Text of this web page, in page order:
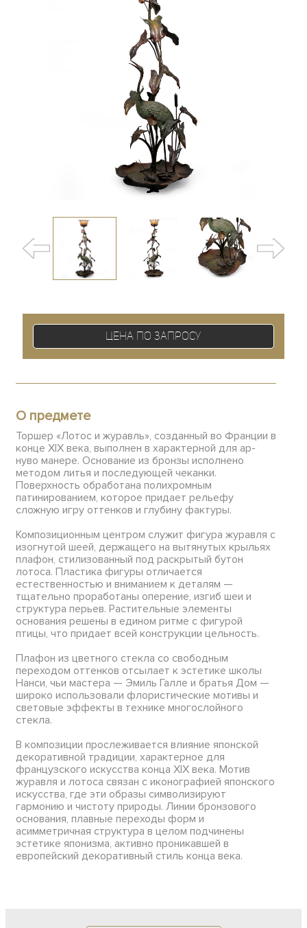
Цена по запросу
О предмете
Торшер «Лотос и журавль», созданный во Франции в
конце XIX века, выполнен в характерной для ар-
нуво манере. Основание из бронзы исполнено
методом литья и последующей чеканки.
Поверхность обработана полихромным
патинированием, которое придает рельефу
сложную игру оттенков и глубину фактуры.
Композиционным центром служит фигура журавля с
изогнутой шеей, держащего на вытянутых крыльях
плафон, стилизованный под раскрытый бутон
лотоса. Пластика фигуры отличается
естественностью и вниманием к деталям —
тщательно проработаны оперение, изгиб шеи и
структура перьев. Растительные элементы
основания решены в едином ритме с фигурой
птицы, что придает всей конструкции цельность.
Плафон из цветного стекла со свободным
переходом оттенков отсылает к эстетике школы
Нанси, чьи мастера — Эмиль Галле и братья Дом —
широко использовали флористические мотивы и
световые эффекты в технике многослойного
стекла.
В композиции прослеживается влияние японской
декоративной традиции, характерное для
французского искусства конца XIX века. Мотив
журавля и лотоса связан с иконографией японского
искусства, где эти образы символизируют
гармонию и чистоту природы. Линии бронзового
основания, плавные переходы форм и
асимметричная структура в целом подчинены
эстетике японизма, активно проникавшей в
европейский декоративный стиль конца века.